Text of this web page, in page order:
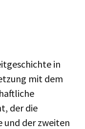
in
mit dem
der die
der zweiten